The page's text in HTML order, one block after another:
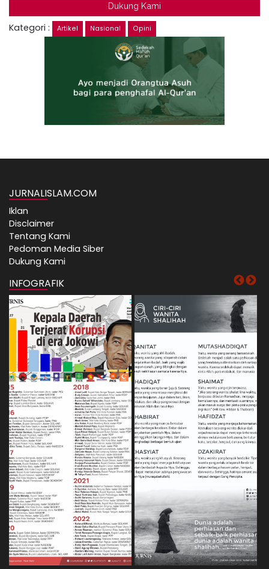
Dukung Kami
Kategori : Artikel Nasional Opini
JURNALISLAM.COM
Iklan
Disclaimer
Tentang Kami
Pedoman Media Siber
Dukung Kami
INFOGRAFIK